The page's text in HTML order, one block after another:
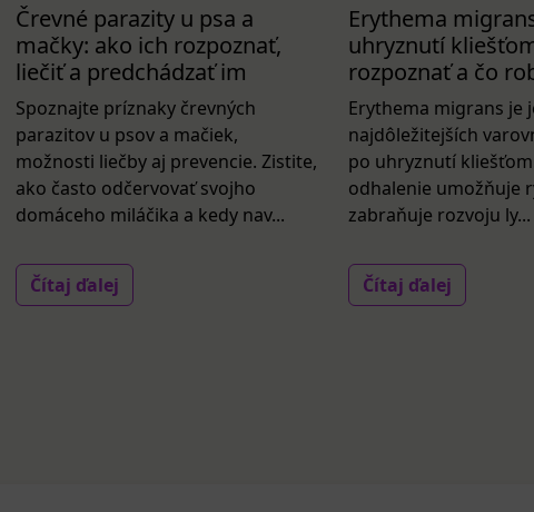
Črevné parazity u psa a
mačky: ako ich rozpoznať,
liečiť a predchádzať im
Spoznajte príznaky črevných
parazitov u psov a mačiek,
možnosti liečby aj prevencie. Zistite,
ako často odčervovať svojho
domáceho miláčika a kedy nav...
Čítaj ďalej
Erythema
uhryznutí
rozpoznať a čo
Erythema migrans je
najdôležitejších
po uhryznutí
odhalenie umožňuje
zabraňuje rozvoju ly...
Čítaj ďalej